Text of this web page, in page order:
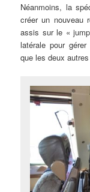
Néanmoins, la
créer un nouveau
assis sur le «
latérale pour
que les deux